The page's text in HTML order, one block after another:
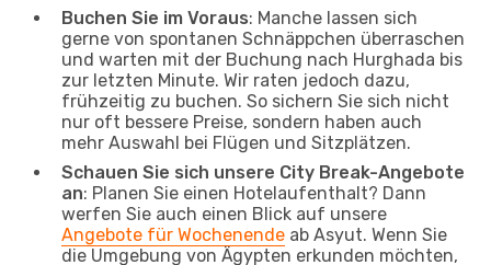
Buchen Sie im Voraus: Manche lassen sich
gerne von spontanen Schnäppchen überraschen
und warten mit der Buchung nach Hurghada bis
zur letzten Minute. Wir raten jedoch dazu,
frühzeitig zu buchen. So sichern Sie sich nicht
nur oft bessere Preise, sondern haben auch
mehr Auswahl bei Flügen und Sitzplätzen.
Schauen Sie sich unsere City Break-Angebote
an: Planen Sie einen Hotelaufenthalt? Dann
werfen Sie auch einen Blick auf unsere
Angebote für Wochenende ab Asyut. Wenn Sie
die Umgebung von Ägypten erkunden möchten,